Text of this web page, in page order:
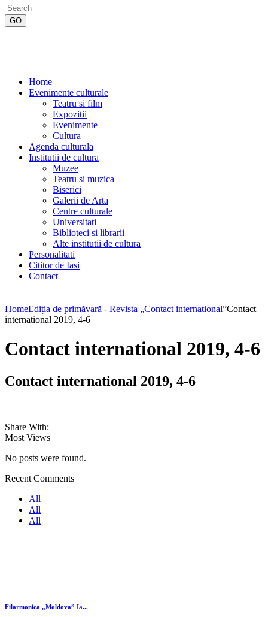
Home
Evenimente culturale
Teatru si film
Expozitii
Evenimente
Cultura
Agenda culturala
Institutii de cultura
Muzee
Teatru si muzica
Biserici
Galerii de Arta
Centre culturale
Universitati
Biblioteci si librarii
Alte institutii de cultura
Personalitati
Cititor de Iasi
Contact
HomeEdiția de primăvară - Revista „Contact international”Contact
international 2019, 4-6
Contact international 2019, 4-6
Contact international 2019, 4-6
Share With:
Most Views
No posts were found.
Recent Comments
All
All
All
Filarmonica „Moldova” Ia...